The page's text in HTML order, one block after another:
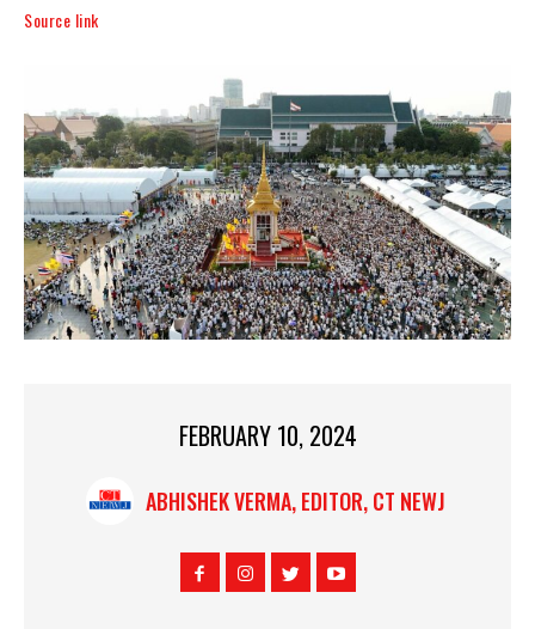
Source link
FEBRUARY 10, 2024
ABHISHEK VERMA, EDITOR, CT NEWJ